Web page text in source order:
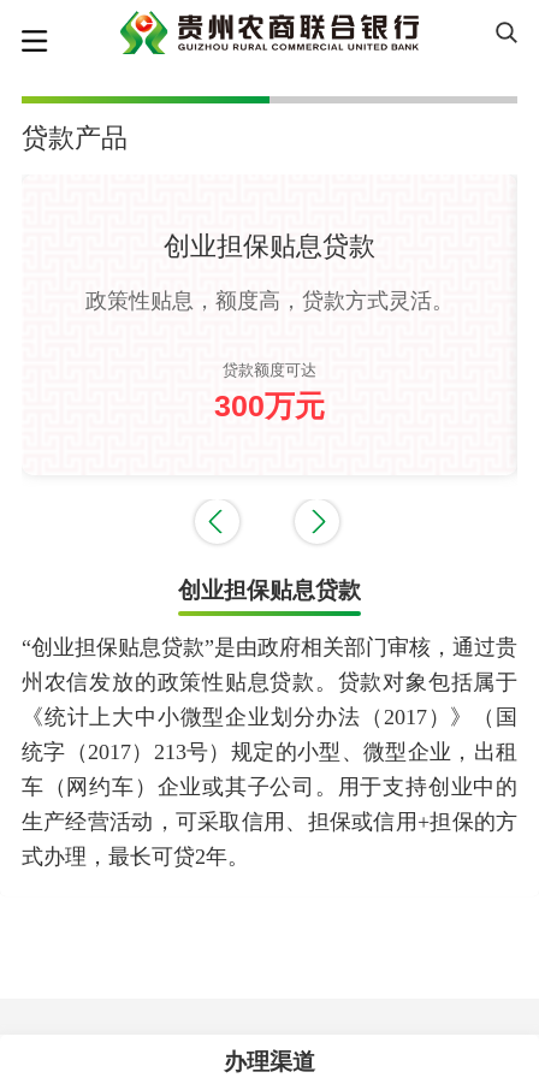
贷款产品
创业担保贴息贷款
政策性贴息，额度高，贷款方式灵活。
贷款额度可达
300万元
创业担保贴息贷款
“创业担保贴息贷款”是由政府相关部门审核，通过贵
州农信发放的政策性贴息贷款。贷款对象包括属于
《统计上大中小微型企业划分办法（2017）》（国
统字（2017）213号）规定的小型、微型企业，出租
车（网约车）企业或其子公司。用于支持创业中的
生产经营活动，可采取信用、担保或信用+担保的方
式办理，最长可贷2年。
办理渠道